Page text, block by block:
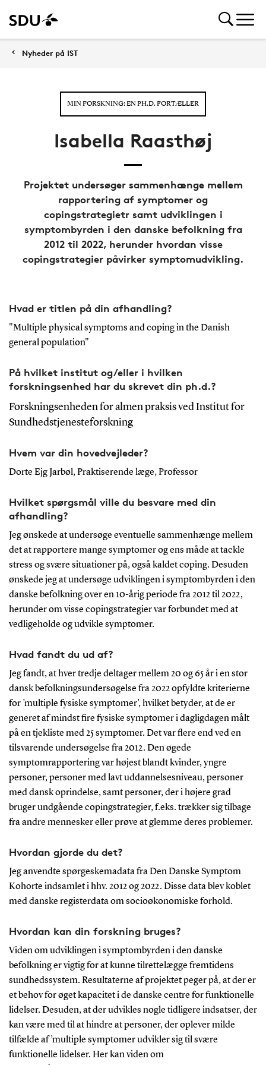
Nyheder på IST
MIN FORSKNING: EN PH.D. FORTÆLLER
Isabella Raasthøj
Projektet undersøger sammenhænge mellem
rapportering af symptomer og
copingstrategietr samt udviklingen i
symptombyrden i den danske befolkning fra
2012 til 2022, herunder hvordan visse
copingstrategier påvirker symptomudvikling.
Hvad er titlen på din afhandling?
"Multiple physical symptoms and coping in the Danish
general population"
På hvilket institut og/eller i hvilken
forskningsenhed har du skrevet din ph.d.?
Forskningsenheden for almen praksis ved Institut for
Sundhedstjenesteforskning
Hvem var din hovedvejleder?
Dorte Ejg Jarbøl, Praktiserende læge, Professor
Hvilket spørgsmål ville du besvare med din
afhandling?
Jeg ønskede at undersøge eventuelle sammenhænge mellem
det at rapportere mange symptomer og ens måde at tackle
stress og svære situationer på, også kaldet coping. Desuden
ønskede jeg at undersøge udviklingen i symptombyrden i den
danske befolkning over en 10-årig periode fra 2012 til 2022,
herunder om visse copingstrategier var forbundet med at
vedligeholde og udvikle symptomer.
Hvad fandt du ud af?
Jeg fandt, at hver tredje deltager mellem 20 og 65 år i en stor
dansk befolkningsundersøgelse fra 2022 opfyldte kriterierne
for ’multiple fysiske symptomer’, hvilket betyder, at de er
generet af mindst fire fysiske symptomer i dagligdagen målt
på en tjekliste med 25 symptomer. Det var flere end ved en
tilsvarende undersøgelse fra 2012. Den øgede
symptomrapportering var højest blandt kvinder, yngre
personer, personer med lavt uddannelsesniveau, personer
med dansk oprindelse, samt personer, der i højere grad
bruger undgående copingstrategier, f.eks. trækker sig tilbage
fra andre mennesker eller prøve at glemme deres problemer.
Hvordan gjorde du det?
Jeg anvendte spørgeskemadata fra Den Danske Symptom
Kohorte indsamlet i hhv. 2012 og 2022. Disse data blev koblet
med danske registerdata om socioøkonomiske forhold.
Hvordan kan din forskning bruges?
Viden om udviklingen i symptombyrden i den danske
befolkning er vigtig for at kunne tilrettelægge fremtidens
sundhedssystem. Resultaterne af projektet peger på, at der er
et behov for øget kapacitet i de danske centre for funktionelle
lidelser. Desuden, at der udvikles nogle tidligere indsatser, der
kan være med til at hindre at personer, der oplever milde
tilfælde af ’multiple symptomer udvikler sig til svære
funktionelle lidelser. Her kan viden om